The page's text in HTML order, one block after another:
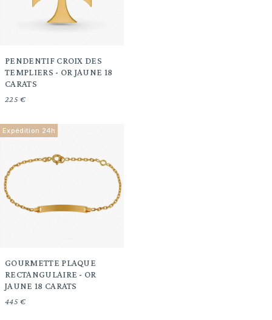
PENDENTIF CROIX DES
TEMPLIERS - OR JAUNE 18
CARATS
225 €
Expédition 24h
GOURMETTE PLAQUE
RECTANGULAIRE - OR
JAUNE 18 CARATS
445 €